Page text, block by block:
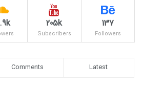
137
Followers
205k
Subscribers
Comments Latest